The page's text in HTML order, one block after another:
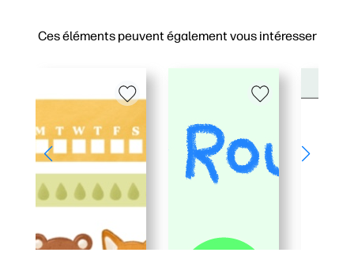
Ces éléments peuvent également vous intéresser